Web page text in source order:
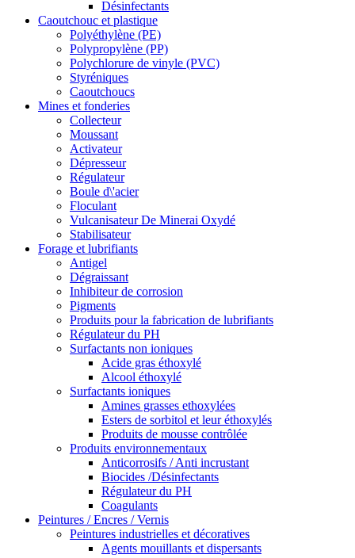
Désinfectants
Caoutchouc et plastique
Polyéthylène (PE)
Polypropylène (PP)
Polychlorure de vinyle (PVC)
Styréniques
Caoutchoucs
Mines et fonderies
Collecteur
Moussant
Activateur
Dépresseur
Régulateur
Boule d\'acier
Floculant
Vulcanisateur De Minerai Oxydé
Stabilisateur
Forage et lubrifiants
Antigel
Dégraissant
Inhibiteur de corrosion
Pigments
Produits pour la fabrication de lubrifiants
Régulateur du PH
Surfactants non ioniques
Acide gras éthoxylé
Alcool éthoxylé
Surfactants ioniques
Amines grasses ethoxylées
Esters de sorbitol et leur éthoxylés
Produits de mousse contrôlée
Produits environnementaux
Anticorrosifs / Anti incrustant
Biocides /Désinfectants
Régulateur du PH
Coagulants
Peintures / Encres / Vernis
Peintures industrielles et décoratives
Agents mouillants et dispersants